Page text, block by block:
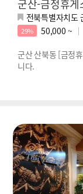
군산-금정휴게
전북특별자치도
29% 50,000 ~
군산 산북동 [금정
니다.